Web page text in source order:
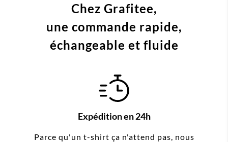
Chez Grafitee,
une commande rapide,
échangeable et fluide
Expédition en 24h
Parce qu'un t-shirt ça n'attend pas, nous